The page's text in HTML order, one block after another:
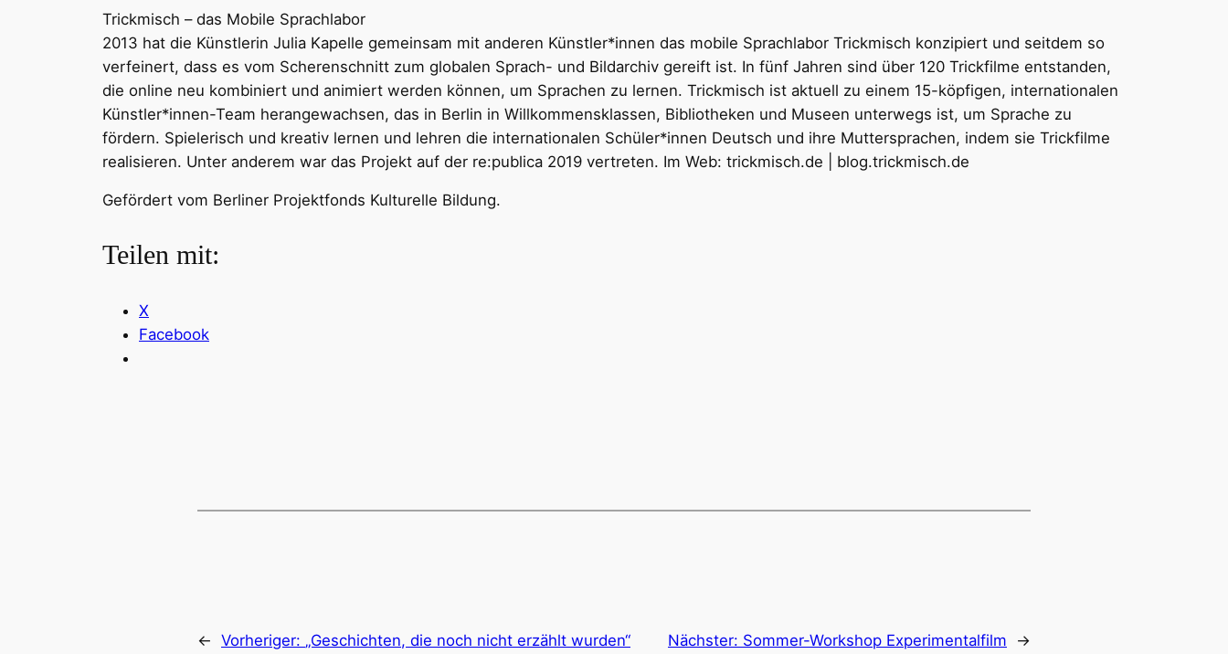
Trickmisch – das Mobile Sprachlabor
2013 hat die Künstlerin Julia Kapelle gemeinsam mit anderen Künstler*innen das mobile Sprachlabor Trickmisch konzipiert und seitdem so
verfeinert, dass es vom Scherenschnitt zum globalen Sprach- und Bildarchiv gereift ist. In fünf Jahren sind über 120 Trickfilme entstanden,
die online neu kombiniert und animiert werden können, um Sprachen zu lernen. Trickmisch ist aktuell zu einem 15-köpfigen, internationalen
Künstler*innen-Team herangewachsen, das in Berlin in Willkommensklassen, Bibliotheken und Museen unterwegs ist, um Sprache zu
fördern. Spielerisch und kreativ lernen und lehren die internationalen Schüler*innen Deutsch und ihre Muttersprachen, indem sie Trickfilme
realisieren. Unter anderem war das Projekt auf der re:publica 2019 vertreten. Im Web: trickmisch.de | blog.trickmisch.de
Gefördert vom Berliner Projektfonds Kulturelle Bildung.
Teilen mit:
X
Facebook
← Vorheriger: „Geschichten, die noch nicht erzählt wurden“ Nächster: Sommer-Workshop Experimentalfilm →